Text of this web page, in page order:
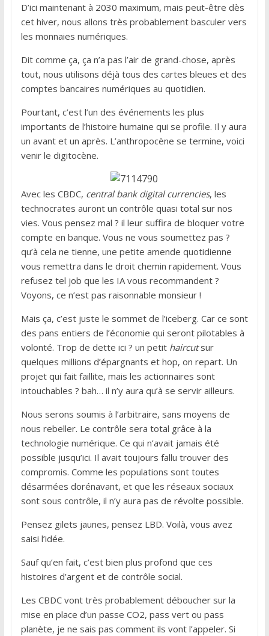
D’ici maintenant à 2030 maximum, mais peut-être dès
cet hiver, nous allons très probablement basculer vers
les monnaies numériques.
Dit comme ça, ça n’a pas l’air de grand-chose, après
tout, nous utilisons déjà tous des cartes bleues et des
comptes bancaires numériques au quotidien.
Pourtant, c’est l’un des événements les plus
importants de l’histoire humaine qui se profile. Il y aura
un avant et un après. L’anthropocène se termine, voici
venir le digitocène.
Avec les CBDC, central bank digital currencies, les
technocrates auront un contrôle quasi total sur nos
vies. Vous pensez mal ? il leur suffira de bloquer votre
compte en banque. Vous ne vous soumettez pas ?
qu’à cela ne tienne, une petite amende quotidienne
vous remettra dans le droit chemin rapidement. Vous
refusez tel job que les IA vous recommandent ?
Voyons, ce n’est pas raisonnable monsieur !
Mais ça, c’est juste le sommet de l’iceberg. Car ce sont
des pans entiers de l’économie qui seront pilotables à
volonté. Trop de dette ici ? un petit haircutsur
quelques millions d’épargnants et hop, on repart. Un
projet qui fait faillite, mais les actionnaires sont
intouchables ? bah… il n’y aura qu’à se servir ailleurs.
Nous serons soumis à l’arbitraire, sans moyens de
nous rebeller. Le contrôle sera total grâce à la
technologie numérique. Ce qui n’avait jamais été
possible jusqu’ici. Il avait toujours fallu trouver des
compromis. Comme les populations sont toutes
désarmées dorénavant, et que les réseaux sociaux
sont sous contrôle, il n’y aura pas de révolte possible.
Pensez gilets jaunes, pensez LBD. Voilà, vous avez
saisi l’idée.
Sauf qu’en fait, c’est bien plus profond que ces
histoires d’argent et de contrôle social.
Les CBDC vont très probablement déboucher sur la
mise en place d’un passe CO2, pass vert ou pass
planète, je ne sais pas comment ils vont l’appeler. Si